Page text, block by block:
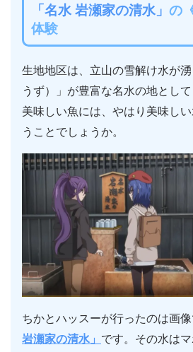
「名水 岩瀬家の清水」 の
体験
生地地区は、立山の雪解け水が
うず）」が豊富な名水の地として
美味しい魚には、やはり美味し
うことでしょうか。
ちかとハッスーが行ったのは画像
岩瀬家の清水」 です。その水は